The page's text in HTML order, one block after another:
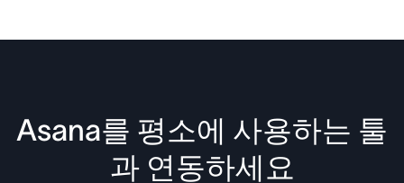
Asana를 평소에 사용하는 툴
과 연동하세요